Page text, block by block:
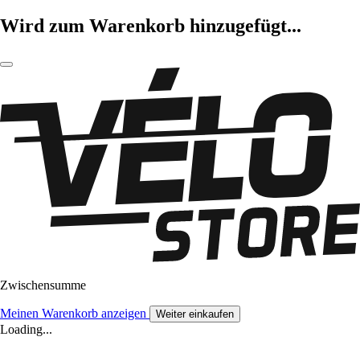
Wird zum Warenkorb hinzugefügt...
Zwischensumme
Meinen Warenkorb anzeigen Weiter einkaufen
Loading...